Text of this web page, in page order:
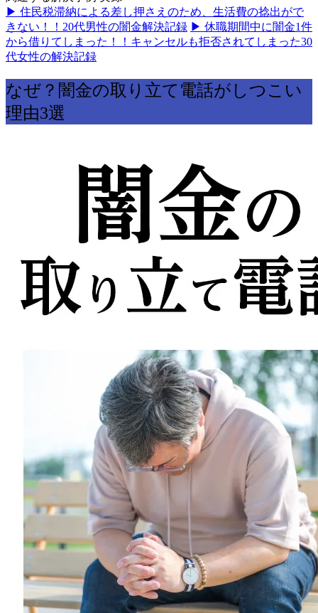
▶ 住民税滞納による差し押さえのため、生活費の捻出がで
きない！！20代男性の闇金解決記録 ▶ 休職期間中に闇金1件
から借りてしまった！！キャンセルも拒否されてしまった30
代女性の解決記録
なぜ？闇金の取り立て電話がしつこい
理由3選